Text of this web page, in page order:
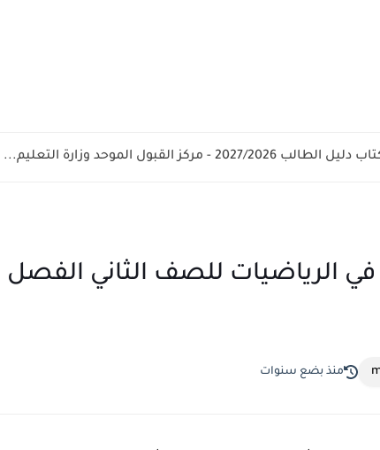
دليل الطالب 2027/2026 - مركز القبول الموحد وزارة التعليم...
الرياضيات للصف الثاني الفصل
منذ بضع سنوات